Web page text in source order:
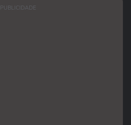
PUBLICIDADE